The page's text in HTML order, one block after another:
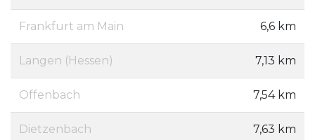
Frankfurt am Main 6,6 km
Langen (Hessen) 7,13 km
Offenbach 7,54 km
Dietzenbach 7,63 km